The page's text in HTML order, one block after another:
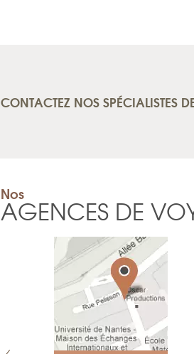
CONTACTEZ NOS SPÉCIALISTES
Nos
AGENCES DE